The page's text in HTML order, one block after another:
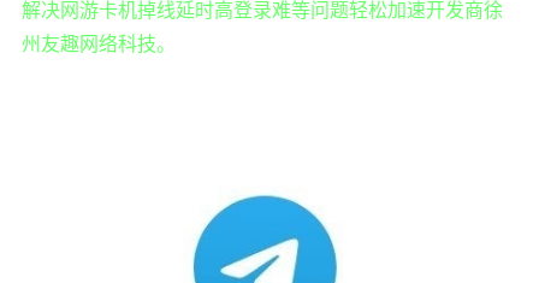
解决网游卡机掉线延时高登录难等问题轻松加速开发商徐
州友趣网络科技。